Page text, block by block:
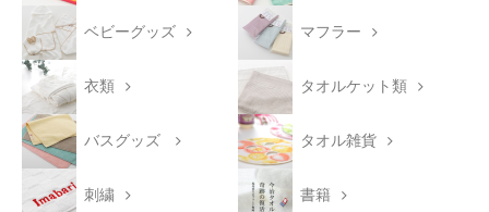
ベビーグッズ マフラー
衣類 タオルケット類
バスグッズ タオル雑貨
刺繍 書籍